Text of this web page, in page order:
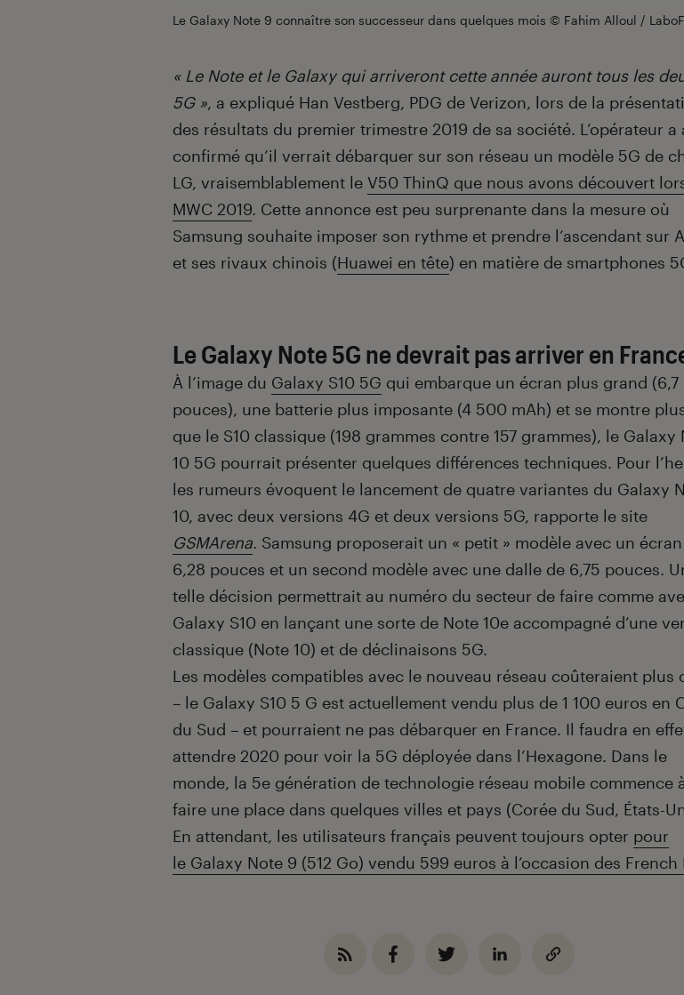
Le Galaxy Note 9 connaître son successeur dans quelques mois © Fahim Alloul /
« Le Note et le Galaxy qui arriveront cette année auront tous les
5G », a expliqué Han Vestberg, PDG de Verizon, lors de la
des résultats du premier trimestre 2019 de sa société. L’opérateur a
confirmé qu’il verrait débarquer sur son réseau un modèle 5G de
LG, vraisemblablement le V50 ThinQ que nous avons découvert
MWC 2019. Cette annonce est peu surprenante dans la mesure où
Samsung souhaite imposer son rythme et prendre l’ascendant sur
et ses rivaux chinois (Huawei en tête) en matière de smartphones
Le Galaxy Note 5G ne devrait pas arriver en
À l’image du Galaxy S10 5G qui embarque un écran plus grand (6,7
pouces), une batterie plus imposante (4 500 mAh) et se montre
que le S10 classique (198 grammes contre 157 grammes), le Galaxy
10 5G pourrait présenter quelques différences techniques. Pour
les rumeurs évoquent le lancement de quatre variantes du Galaxy
10, avec deux versions 4G et deux versions 5G, rapporte le site
GSMArena. Samsung proposerait un « petit » modèle avec un
6,28 pouces et un second modèle avec une dalle de 6,75 pouces.
telle décision permettrait au numéro du secteur de faire comme
Galaxy S10 en lançant une sorte de Note 10e accompagné d’une
classique (Note 10) et de déclinaisons 5G.
Les modèles compatibles avec le nouveau réseau coûteraient plus
– le Galaxy S10 5 G est actuellement vendu plus de 1 100 euros en
du Sud – et pourraient ne pas débarquer en France. Il faudra en
attendre 2020 pour voir la 5G déployée dans l’Hexagone. Dans le
monde, la 5e génération de technologie réseau mobile commence
faire une place dans quelques villes et pays (Corée du Sud, États-
En attendant, les utilisateurs français peuvent toujours opter pour
le Galaxy Note 9 (512 Go) vendu 599 euros à l’occasion des French